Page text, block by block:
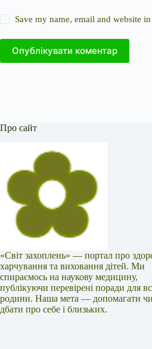
Save my name, email and website
Опублікувати коментар
Про сайт
«Світ захоплень» — портал про
харчування та виховання дітей. Ми
спираємось на наукову медицину,
публікуючи перевірені поради для
родини. Наша мета — допомагати
дбати про себе і близьких.